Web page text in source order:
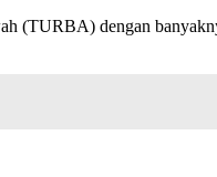
(TURBA) dengan